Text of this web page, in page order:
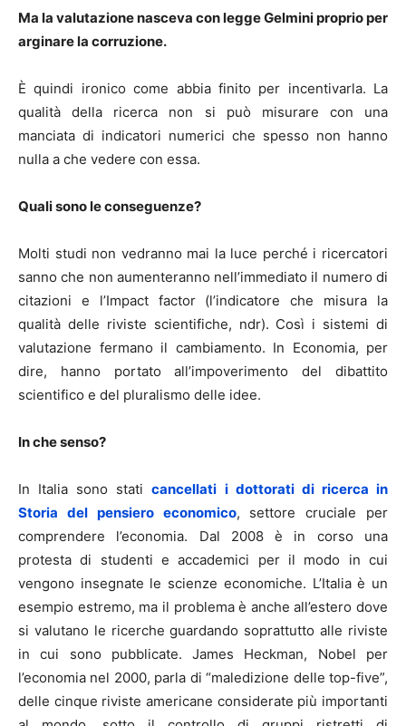
Ma la valutazione nasceva con legge Gelmini proprio per
arginare la corruzione.
È quindi ironico come abbia finito per incentivarla. La
qualità della ricerca non si può misurare con una
manciata di indicatori numerici che spesso non hanno
nulla a che vedere con essa.
Quali sono le conseguenze?
Molti studi non vedranno mai la luce perché i ricercatori
sanno che non aumenteranno nell’immediato il numero di
citazioni e l’Impact factor (l’indicatore che misura la
qualità delle riviste scientifiche, ndr). Così i sistemi di
valutazione fermano il cambiamento. In Economia, per
dire, hanno portato all’impoverimento del dibattito
scientifico e del pluralismo delle idee.
In che senso?
In Italia sono staticancellati i dottorati di ricerca in
Storia del pensiero economico, settore cruciale per
comprendere l’economia. Dal 2008 è in corso una
protesta di studenti e accademici per il modo in cui
vengono insegnate le scienze economiche. L’Italia è un
esempio estremo, ma il problema è anche all’estero dove
si valutano le ricerche guardando soprattutto alle riviste
in cui sono pubblicate. James Heckman, Nobel per
l’economia nel 2000, parla di “maledizione delle top-five”,
delle cinque riviste americane considerate più importanti